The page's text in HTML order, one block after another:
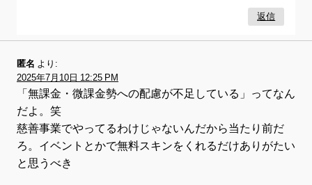
返信
匿名 より:
2025年7月10日 12:25 PM
「無課金・微課金勢への配慮が不足している」ってなん
だよ。笑
慈善事業でやってるわけじゃないんだから当たり前だ
ろ。イベントとかで無料スキンをくれるだけありがたい
と思うべき